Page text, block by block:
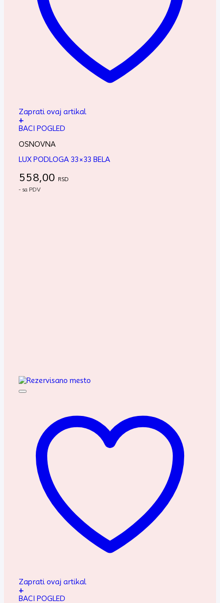
Zaprati ovaj artikal
+
BACI POGLED
OSNOVNA
LUX PODLOGA 33×33 BELA
558,00 RSD
- sa PDV
Zaprati ovaj artikal
+
BACI POGLED